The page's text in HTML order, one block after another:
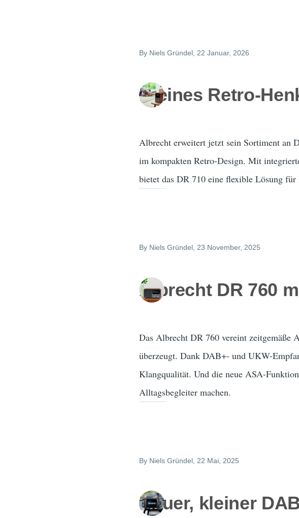
By Niels Gründel , 22 Januar, 2026
Kleines Retro-
Albrecht erweitert jetzt sein Sortiment an
im kompakten Retro-Design. Mit
bietet das DR 710 eine flexible Lösung
By Niels Gründel, 23 November, 2025
Albrecht DR 760
Das Albrecht DR 760 vereint zeitgemäße
überzeugt. Dank DAB+- und UKW-
Klangqualität. Und die neue ASA-
Alltagsbegleiter machen.
By Niels Gründel , 22 Mai, 2025
Neuer, kleiner